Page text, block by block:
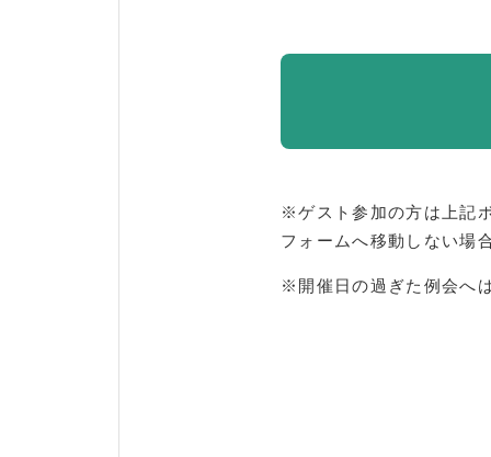
※ゲスト参加の方は上記
フォームへ移動しない場
※開催日の過ぎた例会へ